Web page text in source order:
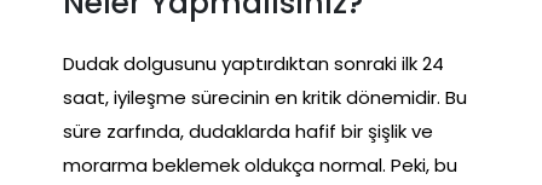
Dudak dolgusunu yaptırdıktan sonraki ilk 24
saat, iyileşme sürecinin en kritik dönemidir. Bu
süre zarfında, dudaklarda hafif bir şişlik ve
morarma beklemek oldukça normal. Peki, bu